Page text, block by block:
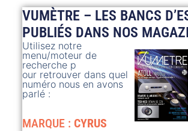
VUMÈTRE – LES BANCS
PUBLIÉS DANS NOS
Utilisez notre
menu/moteur de
recherche p
our retrouver dans quel
numéro nous en avons
parlé :
MARQUE : CYRUS